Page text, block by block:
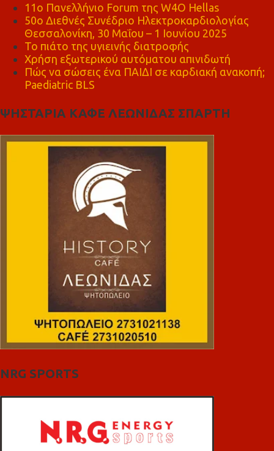
11ο Πανελλήνιο Forum της W4O Hellas
50ο Διεθνές Συνέδριο Ηλεκτροκαρδιολογίας
Θεσσαλονίκη, 30 Μαΐου – 1 Ιουνίου 2025
Το πιάτο της υγιεινής διατροφής
Χρήση εξωτερικού αυτόματου απινιδωτή
Πώς να σώσεις ένα ΠΑΙΔΙ σε καρδιακή ανακοπή;
Paediatric BLS
ΨΗΣΤΑΡΙΑ ΚΑΦΕ ΛΕΩΝΙΔΑΣ ΣΠΑΡΤΗ
NRG SPORTS